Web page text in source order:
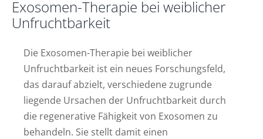
Exosomen-Therapie bei weiblicher
Unfruchtbarkeit
Die Exosomen-Therapie bei weiblicher
Unfruchtbarkeit ist ein neues Forschungsfeld,
das darauf abzielt, verschiedene zugrunde
liegende Ursachen der Unfruchtbarkeit durch
die regenerative Fähigkeit von Exosomen zu
behandeln. Sie stellt damit einen